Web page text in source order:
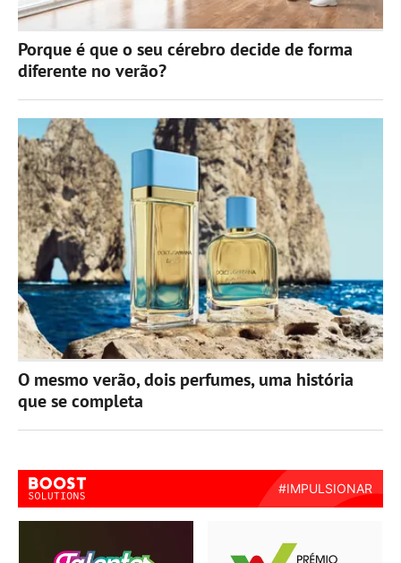
Porque é que o seu cérebro decide de forma
diferente no verão?
O mesmo verão, dois perfumes, uma história
que se completa